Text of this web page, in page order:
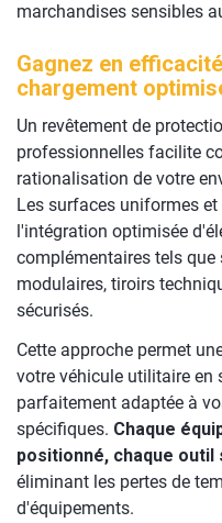
marchandises sensibles
Gagnez en
chargement
Un revêtement de
professionnelles facilite
rationalisation de votre
Les surfaces uniformes
l'intégration optimisée
complémentaires tels
modulaires, tiroirs
sécurisés.
Cette approche permet
votre véhicule utilitaire
parfaitement adaptée à
spécifiques. Chaque
positionné, chaque
éliminant les pertes de
d'équipements.